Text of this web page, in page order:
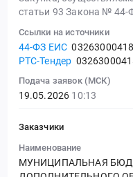
статьи 93 Закона № 44-
Ссылки на источники
44-ФЗ ЕИС
РТС-Тендер
Подача заявок (МСК)
19.05.2026 10:13
Заказчики
Наименование
МУНИЦИПАЛЬНАЯ